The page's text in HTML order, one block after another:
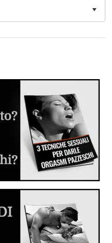
la Guida Completa
sulla penetrazione anale in
Sessuali
e divertirti